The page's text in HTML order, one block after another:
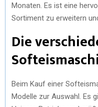
Monaten. Es ist eine
Sortiment zu erweitern
Die
Beim Kauf einer
Modelle zur Auswahl. Es